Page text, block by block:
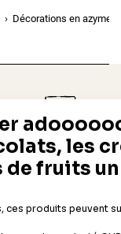
Décorations en azyme
Livraison rapide 24/48h
Offerte dès 69 € en point